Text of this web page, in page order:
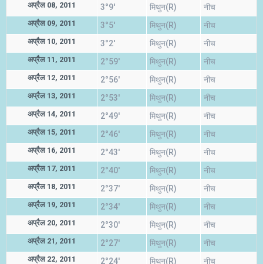
अप्रैल 08, 2011 3°9' मिथुन(R) नीच
अप्रैल 09, 2011 3°5' मिथुन(R) नीच
अप्रैल 10, 2011 3°2' मिथुन(R) नीच
अप्रैल 11, 2011 2°59' मिथुन(R) नीच
अप्रैल 12, 2011 2°56' मिथुन(R) नीच
अप्रैल 13, 2011 2°53' मिथुन(R) नीच
अप्रैल 14, 2011 2°49' मिथुन(R) नीच
अप्रैल 15, 2011 2°46' मिथुन(R) नीच
अप्रैल 16, 2011 2°43' मिथुन(R) नीच
अप्रैल 17, 2011 2°40' मिथुन(R) नीच
अप्रैल 18, 2011 2°37' मिथुन(R) नीच
अप्रैल 19, 2011 2°34' मिथुन(R) नीच
अप्रैल 20, 2011 2°30' मिथुन(R) नीच
अप्रैल 21, 2011 2°27' मिथुन(R) नीच
अप्रैल 22, 2011 2°24' मिथुन(R) नीच